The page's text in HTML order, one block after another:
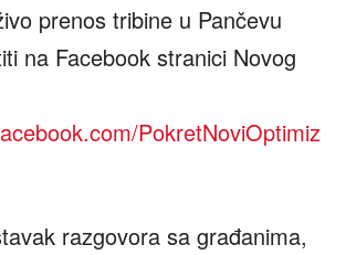
prenos tribine u Pančevu
na Facebook stranici Novog
PokretNoviOptimiz
razgovora sa građanima,